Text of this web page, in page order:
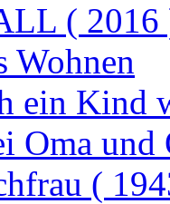
( 2016
Wohnen
ein Kind
Oma
(